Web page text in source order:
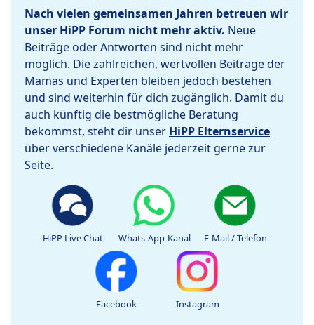
Nach vielen gemeinsamen Jahren betreuen wir
unser HiPP Forum nicht mehr aktiv. Neue
Beiträge oder Antworten sind nicht mehr
möglich. Die zahlreichen, wertvollen Beiträge der
Mamas und Experten bleiben jedoch bestehen
und sind weiterhin für dich zugänglich. Damit du
auch künftig die bestmögliche Beratung
bekommst, steht dir unser HiPP Elternservice
über verschiedene Kanäle jederzeit gerne zur
Seite.
HiPP Live Chat Whats-App-Kanal E-Mail / Telefon
Facebook Instagram